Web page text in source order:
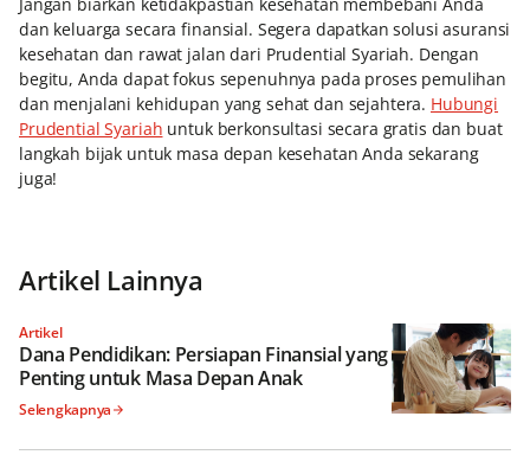
dan keluarga secara finansial. Segera dapatkan solusi asuransi
kesehatan dan rawat jalan dari Prudential Syariah. Dengan
begitu, Anda dapat fokus sepenuhnya pada proses pemulihan
dan menjalani kehidupan yang sehat dan sejahtera. Hubungi
Prudential Syariah untuk berkonsultasi secara gratis dan buat
langkah bijak untuk masa depan kesehatan Anda sekarang
juga!
Artikel Lainnya
Artikel
Dana Pendidikan: Persiapan Finansial yang
Penting untuk Masa Depan Anak
Selengkapnya